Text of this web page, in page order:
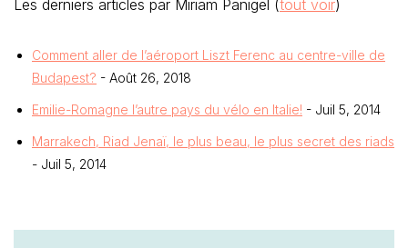
Les derniers articles par Miriam Panigel (tout voir)
Comment aller de l’aéroport Liszt Ferenc au centre-ville de
Budapest? - Août 26, 2018
Emilie-Romagne l’autre pays du vélo en Italie! - Juil 5, 2014
Marrakech, Riad Jenaï, le plus beau, le plus secret des riads
- Juil 5, 2014